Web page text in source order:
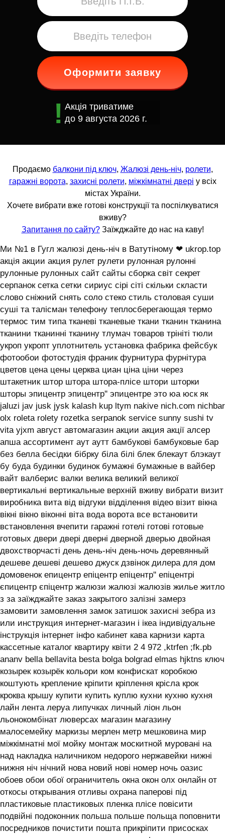
Оформити заявку
Акція триватиме
до 9 августа 2026 г.
Продаємо балкони під ключ, Жалюзі день-ніч, ролети,
гаражні ворота, захисні ролети, міжкімнатні двері у всіх
містах України.
Хочете вибрати вже готові конструкції та поспілкуватися
вживу?
Запитання по сайту?Заїжджайте до нас на каву!
Ми №1 в Гугл жалюзі день-ніч в Ватутіному ❤ ukrop.top
акція акции акция рулет рулети рулонная рулонні
рулонные рулонных сайт сайты сборка світ секрет
серпанок сетка сетки сириус сірі сіті скільки скласти
слово сніжний снять соло стеко стиль столовая суши
суші та талісман телефону теплосберегающая термо
термос тим типа тканеві тканевые ткани тканин тканина
тканини тканинні тканину тлумач товаров трініті тюли
укроп укропт уплотнитель установка фабрика фейсбук
фотообои фотостудія франик фурнитура фурнітура
цветов цена цены церква циан ціна ціни через
штакетник штор штора штора-плісе штори шторки
шторы эпицентр эпицентр'' эпицентре это юа юск як
jaluzi jav jusk jysk kalash kup ltym nakive nich.com nichbar
olx roleta rolety rozetka serpanok service sunny sushi tv
vita yjxm август автомагазин акции акция акції алсер
апша ассортимент аут аутт бамбукові бамбуковые бар
без белла бесідки бібрку біла білі блек блекаут блэкаут
бу буда будинки будинок бумажні бумажные в вайбер
вайт валберис валки велика великий великої
вертикальні вертикальные верхній вживу вибрати визит
виробника вита від відгуки відділення відео візит вікна
вікні вікно віконні віта вода ворота все встановити
встановлення вчепити гаражні готелі готові готовые
готовых двери двері дверні дверной дверью двойная
двохстворчасті день день-ніч день-ночь деревянный
дешеве дешеві дешево джуск дзвінок дилера для дом
домовенок епицентр епіцентр епіцентр'' епіцентрі
єпицентр єпіцентр жалюзи жалюзі жалюзів жилье житло
з за заїжджайте заказ закрытого залізні замерз
замовити замовлення замок затишок захисні зебра из
или инструкция интернет-магазин і ікеа індивідуальне
інструкція інтернет інфо кабинет кава карнизи карта
кассетные каталог квартиру квіти 2 4 972 ,ktrfen ;fk.pb
ananv bella bellavita besta bolga bolgrad elmas hjktns ключ
козырек козырёк кольори ком конфискат коробкою
коштують крепление кріпити кріплення крісла крок
кроква крышу купити купить куплю кухни кухню кухня
лайн лента леруа липучках личный ліон льон
льонокомбінат люверсах магазин магазину
малосемейку маркизы мерлен метр мешковина мир
міжкімнатні мої мойку монтаж москитной муровані на
над накладка наличником недорого нержавейки нижні
нижня ніч нічний нова новий нові номер ночь оазис
обоев обои обої ограничитель окна окон олх онлайн от
откосы открывания отливы охрана паперові під
пластиковые пластиковых пленка плісе повісити
подвійні подоконник польша польше польща поповнити
посредников почистити пошта прикріпити присосках